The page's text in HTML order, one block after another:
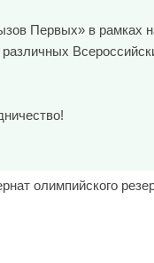
Первых» в рамках
олимпийского